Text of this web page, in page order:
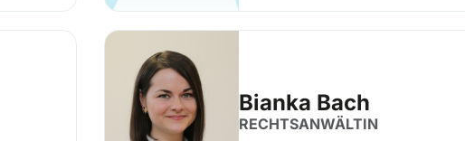
Bianka Bach
RECHTSANWÄLTIN